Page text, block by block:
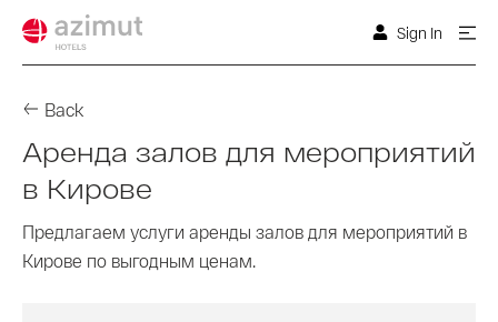
Sign In
Back
Аренда залов для мероприятий
в Кирове
Предлагаем услуги аренды залов для мероприятий в
Кирове по выгодным ценам.